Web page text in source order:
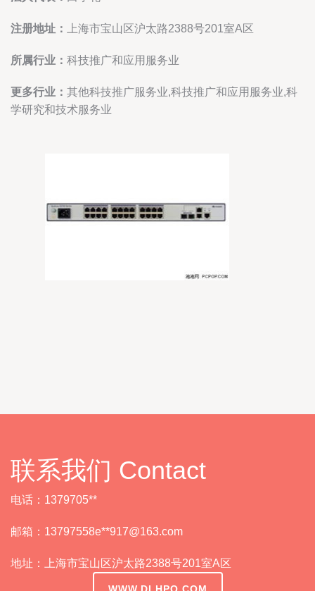
注册地址： 上海市宝山区沪太路2388号201室A区
所属行业： 科技推广和应用服务业
更多行业： 其他科技推广服务业,科技推广和应用服务业,科
学研究和技术服务业
联系我们 Contact
电话：1379705**
邮箱：13797558e**917@163.com
地址：上海市宝山区沪太路2388号201室A区